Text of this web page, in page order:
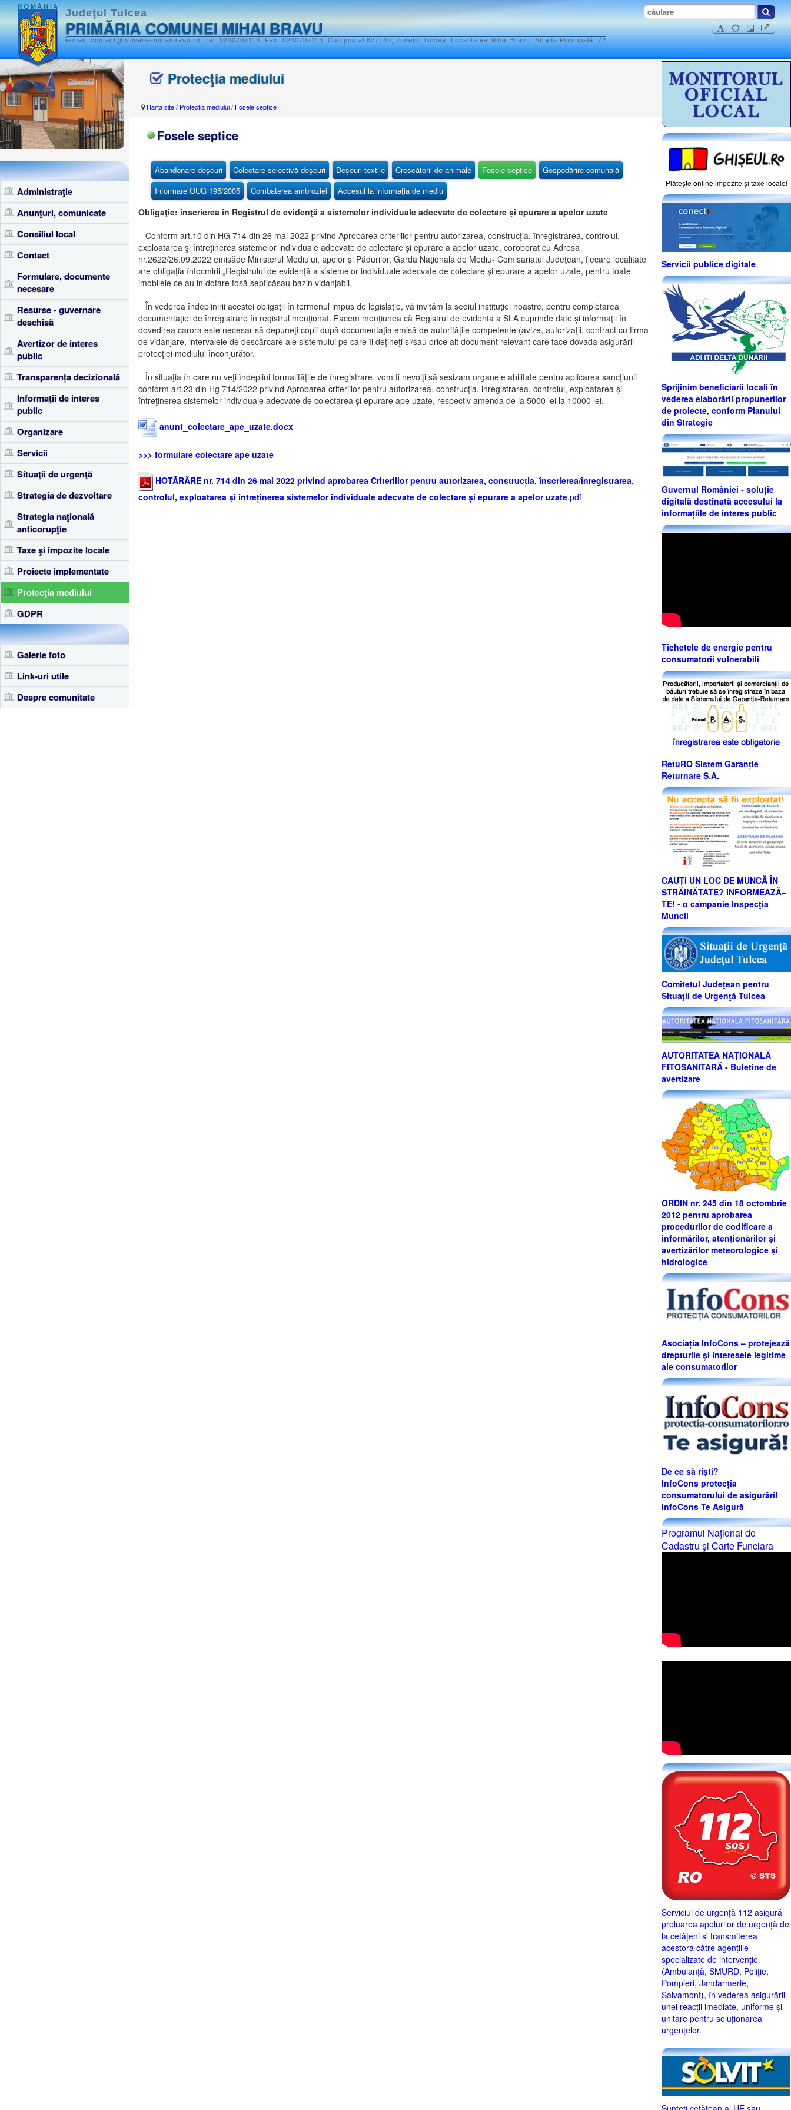
Judeţul Tulcea
PRIMĂRIA COMUNEI MIHAI BRAVU
e-mail: contact@primaria-mihaibravu.ro, Tel: 0240707113, Fax: 0240707113, Cod poştal 827140, Judeţul Tulcea, Localitatea Mihai Bravu, Strada Principală, 72
Administraţie
Anunţuri, comunicate
Consiliul local
Contact
Formulare, documente
necesare
Resurse - guvernare
deschisă
Avertizor de interes
public
Transparența decizională
Informaţii de interes
public
Organizare
Servicii
Situaţii de urgenţă
Strategia de dezvoltare
Strategia naţională
anticorupţie
Taxe şi impozite locale
Proiecte implementate
Protecţia mediului
GDPR
Galerie foto
Link-uri utile
Despre comunitate
Protecţia mediului
Harta site/ Protecţia mediului/ Fosele septice
Fosele septice
Abandonare deşeuri Colectare selectivă deşeuri Deșeuri textile Crescătorii de animale Fosele septice
Gospodărire comunală
Informare OUG 195/2005
Combaterea ambroziei Accesul la informaţia de mediu
Obligaţie: înscrierea în Registrul de evidenţă a sistemelor individuale adecvate de colectare şi epurare a apelor uzate
Conform art.10 din HG 714 din 26 mai 2022 privind Aprobarea criteriilor pentru autorizarea, construcţia, înregistrarea, controlul,
exploatarea şi întreţinerea sistemelor individuale adecvate de colectare şi epurare a apelor uzate, coroborat cu Adresa
nr.2622/26.09.2022 emisăde Ministerul Mediului, apelor și Pădurilor, Garda Naţionala de Mediu- Comisariatul Judeţean, fiecare localitate
are obligaţia întocmirii „Registrului de evidenţă a sistemelor individuale adecvate de colectare şi epurare a apelor uzate, pentru toate
imobilele ce au in dotare fosă septicăsau bazin vidanjabil.
În vederea îndeplinirii acestei obligaţii în termenul impus de legislaţie, vă invităm la sediul instituţiei noastre, pentru completarea
documentaţiei de înregistrare în registrul menţionat. Facem menţiunea că Registrul de evidenta a SLA cuprinde date și informaţii în
dovedirea carora este necesar să depuneţi copii după documentaţia emisă de autoritățile competente (avize, autorizaţii, contract cu firma
de vidanjare, intervalele de descărcare ale sistemului pe care îl deţineţi și/sau orice alt document relevant care face dovada asigurării
protecţiei mediului înconjurător.
În situaţia în care nu veţi îndeplini formalităţile de înregistrare, vom fi nevoiţi să sesizam organele abilitate pentru aplicarea sancţiunii
conform art.23 din Hg 714/2022 privind Aprobarea criteriilor pentru autorizarea, construcţia, inregistrarea, controlul, exploatarea și
întreţinerea sistemelor individuale adecvate de colectarea și epurare ape uzate, respectiv amenda de la 5000 lei la 10000 lei.
anunt_colectare_ape_uzate.docx
>>> formulare colectare ape uzate
HOTĂRÂRE nr. 714 din 26 mai 2022 privind aprobarea Criteriilor pentru autorizarea, construcția, înscrierea/înregistrarea,
controlul, exploatarea și întreținerea sistemelor individuale adecvate de colectare și epurare a apelor uzate.pdf
Plăteşte online impozite şi taxe locale!
Servicii publice digitale
Sprijinim beneficiarii locali în
vederea elaborării propunerilor
de proiecte, conform Planului
din Strategie
Guvernul României - soluție
digitală destinată accesului la
informațiile de interes public
Tichetele de energie pentru
consumatorii vulnerabili
RetuRO Sistem Garanție
Returnare S.A.
CAUȚI UN LOC DE MUNCĂ ÎN
STRĂINĂTATE? INFORMEAZĂ–
TE! - o campanie Inspecţia
Muncii
Comitetul Judeţean pentru
Situaţii de Urgenţă Tulcea
AUTORITATEA NAŢIONALĂ
FITOSANITARĂ - Buletine de
avertizare
ORDIN nr. 245 din 18 octombrie
2012 pentru aprobarea
procedurilor de codificare a
informărilor, atenţionărilor şi
avertizărilor meteorologice şi
hidrologice
Asociația InfoCons – protejează
drepturile și interesele legitime
ale consumatorilor
De ce să riști?
InfoCons protecția
consumatorului de asigurări!
InfoCons Te Asigură
Programul Naţional de
Cadastru şi Carte Funciara
Serviciul de urgență 112 asigură
preluarea apelurilor de urgență de
la cetățeni și transmiterea
acestora către agențiile
specializate de intervenție
(Ambulanță, SMURD, Poliție,
Pompieri, Jandarmerie,
Salvamont), în vederea asigurării
unei reacții imediate, uniforme și
unitare pentru soluționarea
urgențelor.